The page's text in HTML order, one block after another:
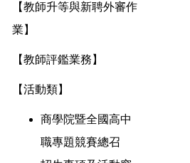
【教師升等與新聘外審作
業】
【教師評鑑業務】
【活動類】
商學院暨全國高中
職專題競賽總召